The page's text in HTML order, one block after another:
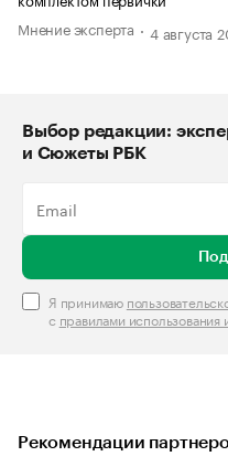
Мнение эксперта
4 августа
Выбор редакции:
и Сюжеты РБК
Я принимаю
с правилами
Рекомендации